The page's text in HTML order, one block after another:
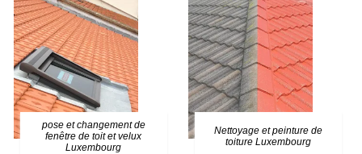
pose et changement de
fenêtre de toit et velux
Luxembourg
Nettoyage et peinture de
toiture Luxembourg